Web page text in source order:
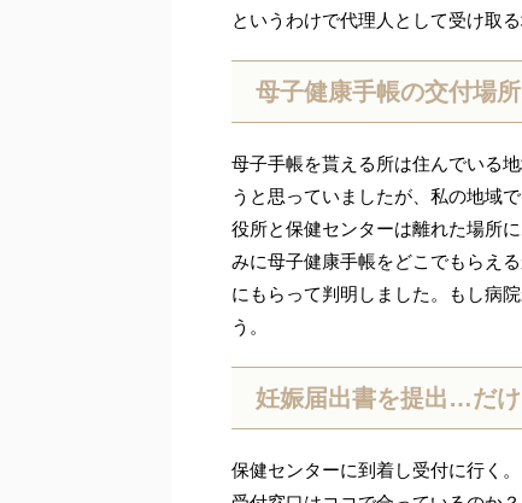
というわけで代理人として受け取
母子健康手帳の交付場所
母子手帳を貰える所は住んでいる
うと思っていましたが、私の地域
役所と保健センターは離れた場所
みに母子健康手帳をどこでもらえ
にもらって判明しました。もし病
う。
妊娠届出書を提出…だけ
保健センターに到着し受付に行く。